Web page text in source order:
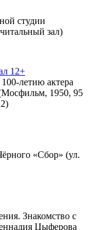
студии
зал)
12+
летию актера
1950, 95
«Сбор» (ул.
Знакомство с
Цыферова